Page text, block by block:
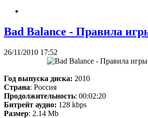
Bad Balance - Правила
26/11/2010 17:52
Год выпуска диска: 2010
Страна: Россия
Продолжительность: 00:02:20
Битрейт аудио: 128 kbps
Размер: 2.14 Mb